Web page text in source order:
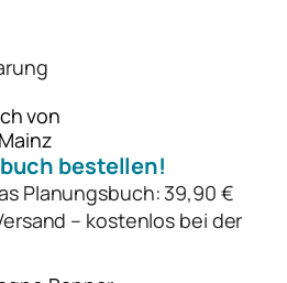
bestellen!
Planungsbuch: 39,90 €
– kostenlos bei der